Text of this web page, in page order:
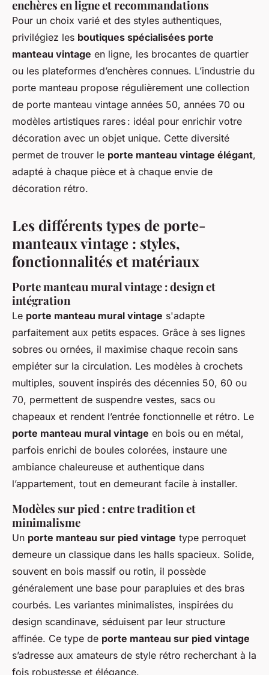
enchères en ligne et recommandations
Pour un choix varié et des styles authentiques,
privilégiez les boutiques spécialisées porte
manteau vintage en ligne, les brocantes de quartier
ou les plateformes d’enchères connues. L’industrie du
porte manteau propose régulièrement une collection
de porte manteau vintage années 50, années 70 ou
modèles artistiques rares : idéal pour enrichir votre
décoration avec un objet unique. Cette diversité
permet de trouver le porte manteau vintage élégant,
adapté à chaque pièce et à chaque envie de
décoration rétro.
Les différents types de porte-
manteaux vintage : styles,
fonctionnalités et matériaux
Porte manteau mural vintage : design et
intégration
Le porte manteau mural vintage s'adapte
parfaitement aux petits espaces. Grâce à ses lignes
sobres ou ornées, il maximise chaque recoin sans
empiéter sur la circulation. Les modèles à crochets
multiples, souvent inspirés des décennies 50, 60 ou
70, permettent de suspendre vestes, sacs ou
chapeaux et rendent l’entrée fonctionnelle et rétro. Le
porte manteau mural vintage en bois ou en métal,
parfois enrichi de boules colorées, instaure une
ambiance chaleureuse et authentique dans
l’appartement, tout en demeurant facile à installer.
Modèles sur pied : entre tradition et
minimalisme
Un porte manteau sur pied vintage type perroquet
demeure un classique dans les halls spacieux. Solide,
souvent en bois massif ou rotin, il possède
généralement une base pour parapluies et des bras
courbés. Les variantes minimalistes, inspirées du
design scandinave, séduisent par leur structure
affinée. Ce type de porte manteau sur pied vintage
s’adresse aux amateurs de style rétro recherchant à la
fois robustesse et élégance.